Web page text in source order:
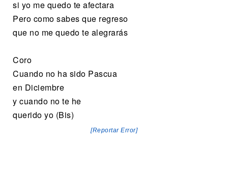
si yo me quedo te afectara
Pero como sabes que regreso
que no me quedo te alegrarás
Coro
Cuando no ha sido Pascua
en Diciembre
y cuando no te he
querido yo (Bis)
[Reportar Error]